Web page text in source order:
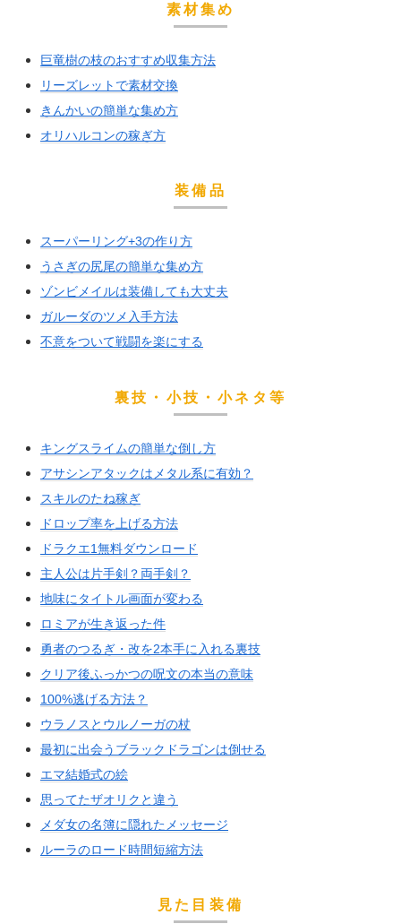
素材集め
巨竜樹の枝のおすすめ収集方法
リーズレットで素材交換
きんかいの簡単な集め方
オリハルコンの稼ぎ方
装備品
スーパーリング+3の作り方
うさぎの尻尾の簡単な集め方
ゾンビメイルは装備しても大丈夫
ガルーダのツメ入手方法
不意をついて戦闘を楽にする
裏技・小技・小ネタ等
キングスライムの簡単な倒し方
アサシンアタックはメタル系に有効？
スキルのたね稼ぎ
ドロップ率を上げる方法
ドラクエ1無料ダウンロード
主人公は片手剣？両手剣？
地味にタイトル画面が変わる
ロミアが生き返った件
勇者のつるぎ・改を2本手に入れる裏技
クリア後ふっかつの呪文の本当の意味
100%逃げる方法？
ウラノスとウルノーガの杖
最初に出会うブラックドラゴンは倒せる
エマ結婚式の絵
思ってたザオリクと違う
メダ女の名簿に隠れたメッセージ
ルーラのロード時間短縮方法
見た目装備